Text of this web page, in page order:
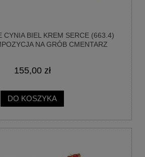
CYNIA BIEL KREM SERCE (663.4)
NA GRÓB CMENTARZ
155,00 zł
DO KOSZYKA